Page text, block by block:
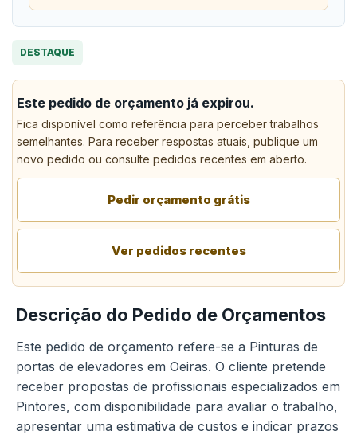
DESTAQUE
Este pedido de orçamento já expirou.
Fica disponível como referência para perceber trabalhos
semelhantes. Para receber respostas atuais, publique um
novo pedido ou consulte pedidos recentes em aberto.
Pedir orçamento grátis
Ver pedidos recentes
Descrição do Pedido de Orçamentos
Este pedido de orçamento refere-se a Pinturas de
portas de elevadores em Oeiras. O cliente pretende
receber propostas de profissionais especializados em
Pintores, com disponibilidade para avaliar o trabalho,
apresentar uma estimativa de custos e indicar prazos